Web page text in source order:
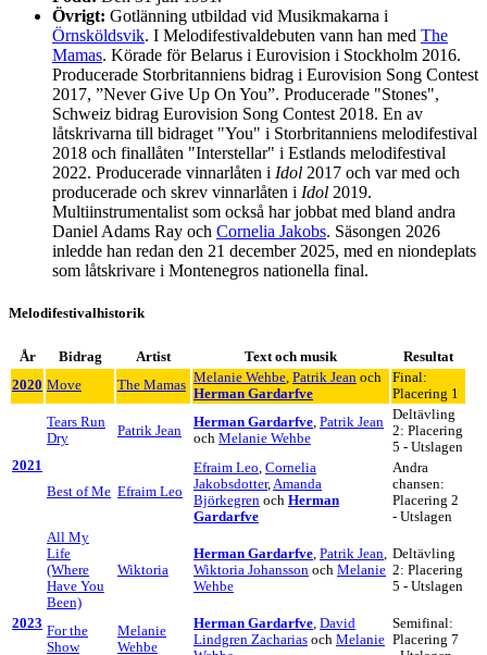
Övrigt: Gotlänning utbildad vid Musikmakarna i
Örnsköldsvik. I Melodifestivaldebuten vann han med The
Mamas. Körade för Belarus i Eurovision i Stockholm 2016.
Producerade Storbritanniens bidrag i Eurovision Song Contest
2017, ”Never Give Up On You”. Producerade "Stones",
Schweiz bidrag Eurovision Song Contest 2018. En av
låtskrivarna till bidraget "You" i Storbritanniens melodifestival
2018 och finallåten "Interstellar" i Estlands melodifestival
2022. Producerade vinnarlåten i Idol 2017 och var med och
producerade och skrev vinnarlåten i Idol 2019.
Multiinstrumentalist som också har jobbat med bland andra
Daniel Adams Ray och Cornelia Jakobs. Säsongen 2026
inledde han redan den 21 december 2025, med en niondeplats
som låtskrivare i Montenegros nationella final.
Melodifestivalhistorik
År Bidrag Artist Text och musik
Resultat
2020 Move The Mamas Melanie Wehbe, Patrik Jean och
Herman Gardarfve
Final:
Placering 1
2021
Tears Run
Dry
Patrik Jean
Herman Gardarfve, Patrik Jean
och Melanie Wehbe
Deltävling
2: Placering
5 - Utslagen
Best of Me Efraim Leo
Efraim Leo, Cornelia
Jakobsdotter,Amanda
Björkegren och Herman
Gardarfve
Andra
chansen:
Placering 2
- Utslagen
2023
All My
Life
(Where
Have You
Been)
Wiktoria
Herman Gardarfve, Patrik Jean,
Wiktoria Johansson och Melanie
Wehbe
Deltävling
2: Placering
5 - Utslagen
For the
Show
Melanie
Wehbe
Herman Gardarfve, David
Lindgren Zacharias och Melanie
Semifinal:
Placering 7